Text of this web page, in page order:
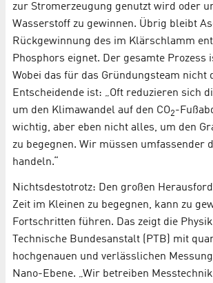
zur Stromerzeugung genutzt wird oder
Wasserstoff zu gewinnen. Übrig bleibt
Rückgewinnung des im Klärschlamm
Phosphors eignet. Der gesamte Prozess
Wobei das für das Gründungsteam nicht
Entscheidende ist: „Oft reduzieren sich
um den Klimawandel auf den CO2-
wichtig, aber eben nicht alles, um den
zu begegnen. Wir müssen umfassender
handeln.“
Nichtsdestotrotz: Den großen
Zeit im Kleinen zu begegnen, kann zu
Fortschritten führen. Das zeigt die
Technische Bundesanstalt (PTB) mit
hochgenauen und verlässlichen
Nano-Ebene. „Wir betreiben